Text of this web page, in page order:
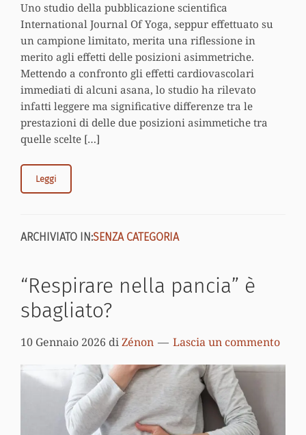
Uno studio della pubblicazione scientifica
International Journal Of Yoga, seppur effettuato su
un campione limitato, merita una riflessione in
merito agli effetti delle posizioni asimmetriche.
Mettendo a confronto gli effetti cardiovascolari
immediati di alcuni asana, lo studio ha rilevato
infatti leggere ma significative differenze tra le
prestazioni di delle due posizioni asimmetiche tra
quelle scelte […]
Leggi
ARCHIVIATO IN:SENZA CATEGORIA
“Respirare nella pancia” è
sbagliato?
10 Gennaio 2026 diZénon Lascia un commento